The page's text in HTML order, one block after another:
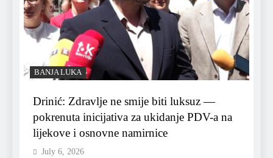
BANJA LUKA
Drinić: Zdravlje ne smije biti luksuz —
pokrenuta inicijativa za ukidanje PDV-a na
lijekove i osnovne namirnice
July 6, 2026